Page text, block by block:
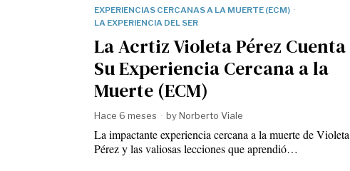
EXPERIENCIAS CERCANAS A LA MUERTE (ECM) ·
LA EXPERIENCIA DEL SER
La Acrtiz Violeta Pérez Cuenta
Su Experiencia Cercana a la
Muerte (ECM)
Hace 6 meses byNorberto Viale
La impactante experiencia cercana a la muerte de Violeta
Pérez y las valiosas lecciones que aprendió…